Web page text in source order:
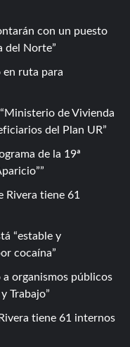
con un puesto
del Norte
en ruta para
Ministerio de Vivienda
del Plan UR
de la 19ª
Rivera tiene 61
“estable y
cocaína
a organismos públicos
Trabajo
tiene 61 internos